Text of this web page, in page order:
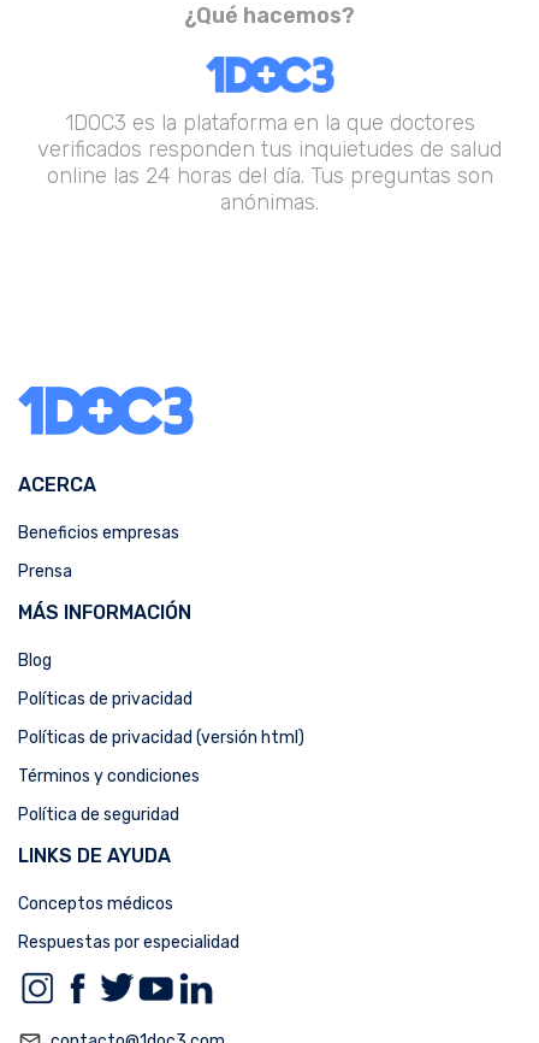
¿Qué hacemos?
1DOC3 es la plataforma en la que doctores
verificados responden tus inquietudes de salud
online las 24 horas del día. Tus preguntas son
anónimas.
ACERCA
Beneficios empresas
Prensa
MÁS INFORMACIÓN
Blog
Políticas de privacidad
Políticas de privacidad (versión html)
Términos y condiciones
Política de seguridad
LINKS DE AYUDA
Conceptos médicos
Respuestas por especialidad